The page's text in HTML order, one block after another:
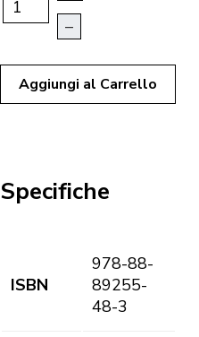
–
Aggiungi al Carrello
Specifiche
ISBN
978-88-
89255-
48-3